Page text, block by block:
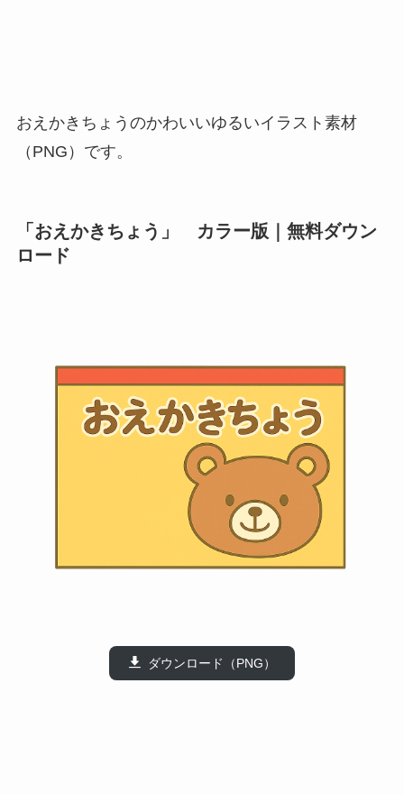
おえかきちょうのかわいいゆるいイラスト素材
（PNG）です。
「おえかきちょう」 カラー版｜無料ダウン
ロード
ダウンロード（PNG）